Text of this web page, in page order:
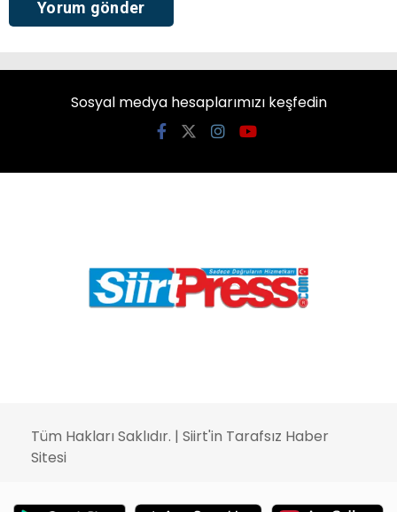
Sosyal medya hesaplarımızı keşfedin
Tüm Hakları Saklıdır. | Siirt'in Tarafsız Haber
Sitesi